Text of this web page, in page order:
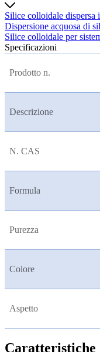
Silice colloidale
Dispersione acquosa di
Silice colloidale per
Specificazioni
Prodotto n.
Descrizione
N. CAS
Formula
Purezza
Colore
Aspetto
Caratteristiche